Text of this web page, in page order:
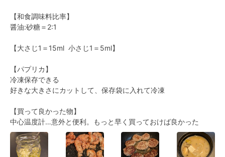
【和食調味料比率】
醤油:砂糖＝2:1
【大さじ1＝15ml  小さじ1＝5ml】
【パプリカ】
冷凍保存できる
好きな大きさにカットして、保存袋に入れて冷凍
【買って良かった物】
中心温度計…意外と便利。もっと早く買っておけば良かった